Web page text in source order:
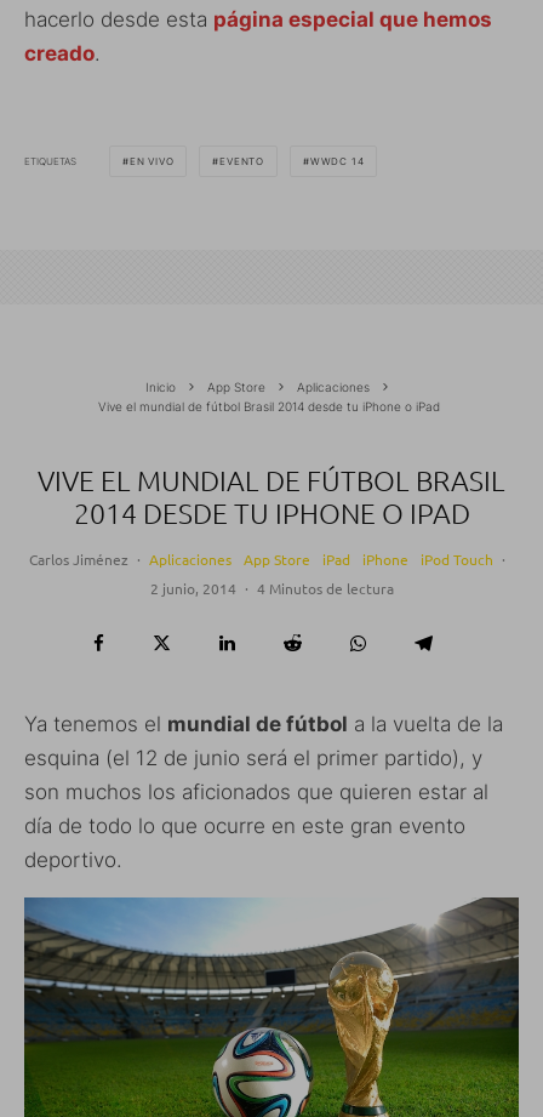
hacerlo desde esta página especial que hemos
creado.
ETIQUETAS EN VIVO EVENTO WWDC 14
Inicio App Store
Aplicaciones
Vive el mundial de fútbol Brasil 2014 desde tu iPhone o iPad
VIVE EL MUNDIAL DE FÚTBOL BRASIL
2014 DESDE TU IPHONE O IPAD
Carlos Jiménez · Aplicaciones App Store iPad iPhone iPod Touch ·
2 junio, 2014 · 4 Minutos de lectura
Ya tenemos el mundial de fútbol a la vuelta de la
esquina (el 12 de junio será el primer partido), y
son muchos los aficionados que quieren estar al
día de todo lo que ocurre en este gran evento
deportivo.